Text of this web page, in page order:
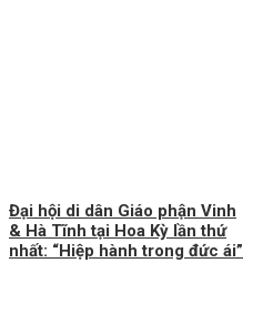
Đại hội di dân Giáo phận Vinh
& Hà Tĩnh tại Hoa Kỳ lần thứ
nhất: “Hiệp hành trong đức ái”